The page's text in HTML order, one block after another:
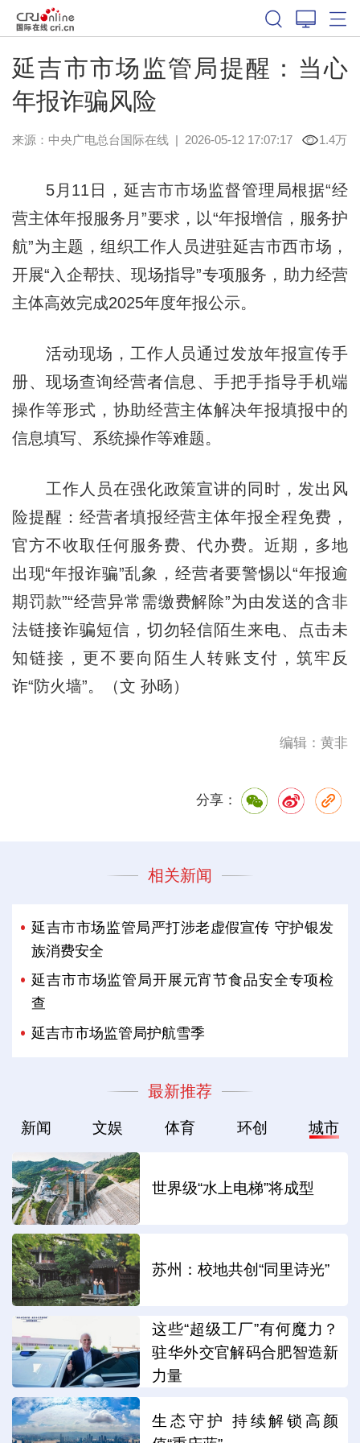
延吉市市场监管局提醒：当心
年报诈骗风险
来源：中央广电总台国际在线| 2026-05-12 17:07:17 1.4万
5月11日，延吉市市场监督管理局根据“经
营主体年报服务月”要求，以“年报增信，服务护
航”为主题，组织工作人员进驻延吉市西市场，
开展“入企帮扶、现场指导”专项服务，助力经营
主体高效完成2025年度年报公示。
活动现场，工作人员通过发放年报宣传手
册、现场查询经营者信息、手把手指导手机端
操作等形式，协助经营主体解决年报填报中的
信息填写、系统操作等难题。
工作人员在强化政策宣讲的同时，发出风
险提醒：经营者填报经营主体年报全程免费，
官方不收取任何服务费、代办费。近期，多地
出现“年报诈骗”乱象，经营者要警惕以“年报逾
期罚款”“经营异常需缴费解除”为由发送的含非
法链接诈骗短信，切勿轻信陌生来电、点击未
知链接，更不要向陌生人转账支付，筑牢反
诈“防火墙”。（文 孙旸）
编辑：黄非
分享：
相关新闻
延吉市市场监管局严打涉老虚假宣传 守护银发
族消费安全
延吉市市场监管局开展元宵节食品安全专项检
查
延吉市市场监管局护航雪季
最新推荐
新闻 文娱 体育 环创 城市
世界级“水上电梯”将成型
苏州：校地共创“同里诗光”
这些“超级工厂”有何魔力？
驻华外交官解码合肥智造新
力量
生态守护 持续解锁高颜